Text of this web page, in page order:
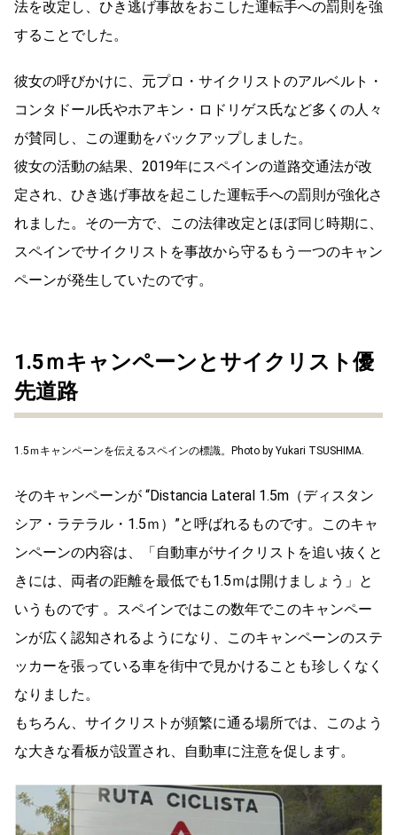
法を改定し、ひき逃げ事故をおこした運転手への罰則を強
することでした。
彼女の呼びかけに、元プロ・サイクリストのアルベルト・
コンタドール氏やホアキン・ロドリゲス氏など多くの人々
が賛同し、この運動をバックアップしました。
彼女の活動の結果、2019年にスペインの道路交通法が改
定され、ひき逃げ事故を起こした運転手への罰則が強化さ
れました。その一方で、この法律改定とほぼ同じ時期に、
スペインでサイクリストを事故から守るもう一つのキャン
ペーンが発生していたのです。
1.5ｍキャンペーンとサイクリスト優
先道路
1.5ｍキャンペーンを伝えるスペインの標識。Photo by Yukari TSUSHIMA.
そのキャンペーンが “Distancia Lateral 1.5m（ディスタン
シア・ラテラル・1.5ｍ）”と呼ばれるものです。このキャ
ンペーンの内容は、「自動車がサイクリストを追い抜くと
きには、両者の距離を最低でも1.5ｍは開けましょう」と
いうものです 。スペインではこの数年でこのキャンペー
ンが広く認知されるようになり、このキャンペーンのステ
ッカーを張っている車を街中で見かけることも珍しくなく
なりました。
もちろん、サイクリストが頻繁に通る場所では、このよう
な大きな看板が設置され、自動車に注意を促します。